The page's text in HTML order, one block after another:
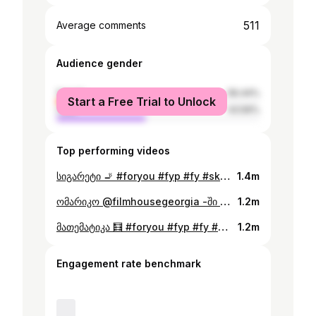
Average comments 511
Audience gender
female
male
Start a Free Trial to Unlock
Top performing videos
სიგარეტი 🚬 #foryou #fyp #fy #sketch #comedy 1.4m
ომარიკო @filmhousegeorgia -ში 💥 #foryou #fyp #fy #sketch #comedy 1.2m
მათემატიკა 🧮 #foryou #fyp #fy #sketch #comedy 1.2m
Engagement rate benchmark